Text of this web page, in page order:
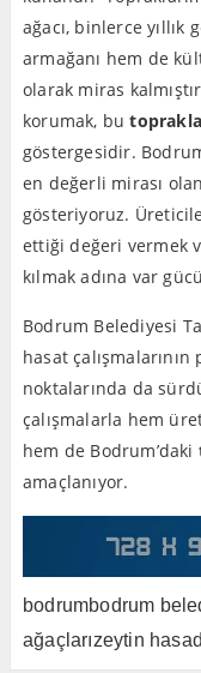
ağacı, binlerce
armağanı hem de
olarak miras
korumak, bu
göstergesidir.
en değerli mirası
gösteriyoruz.
ettiği değeri vermek
kılmak adına var
Bodrum Belediyesi
hasat
noktalarında da
çalışmalarla hem
hem de Bodrum’daki
amaçlanıyor.
bodrumbodrum
ağaçlarızeytin